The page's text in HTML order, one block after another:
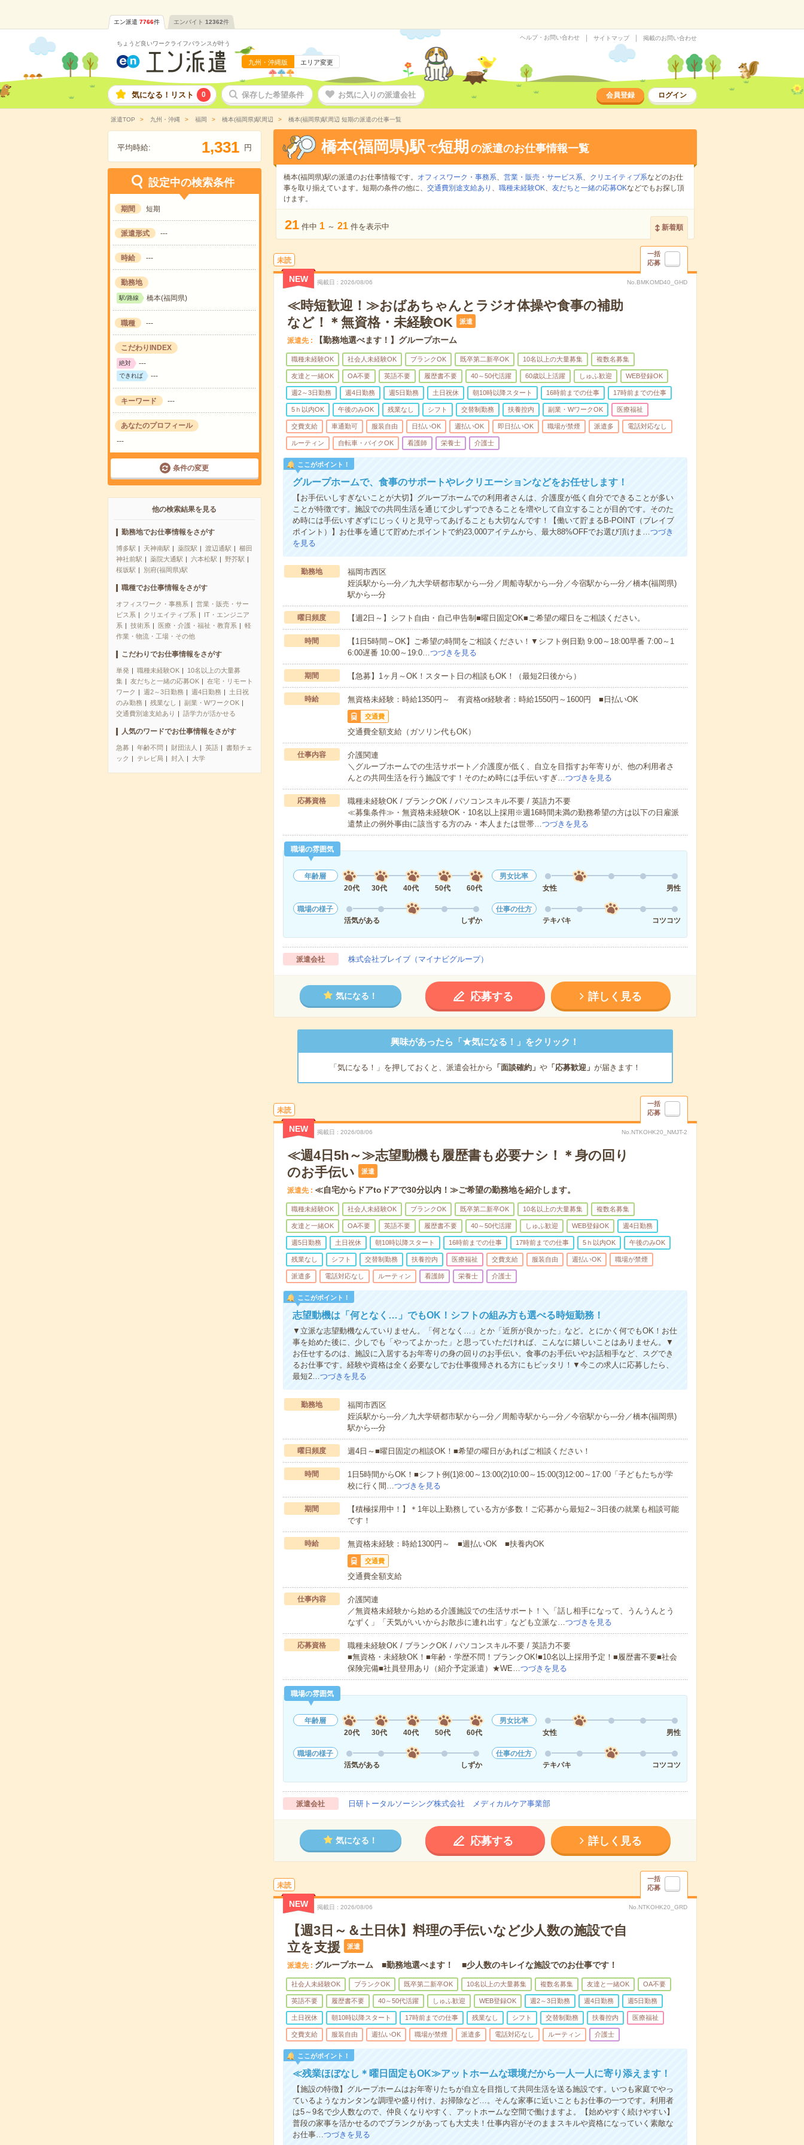
エン派遣 7766件 エンバイト 12362件
ちょうど良いワークライフバランスが叶う
九州・沖縄版 エリア変更
ヘルプ・お問い合わせ サイトマップ 掲載のお問い合わせ
気になる！リスト 0 保存した希望条件 お気に入りの派遣会社 会員登録 ログイン
派遣TOP 九州・沖縄 福岡 橋本(福岡県)駅周辺 橋本(福岡県)駅周辺 短期の派遣の仕事一覧
平均時給: 1,331 円
設定中の検索条件
期間 短期
派遣形式 ---
時給 ---
勤務地
駅/路線 橋本(福岡県)
職種 ---
こだわりINDEX
絶対 ---
できれば ---
キーワード ---
あなたのプロフィール
---
条件の変更
他の検索結果を見る
勤務地でお仕事情報をさがす
博多駅 天神南駅 薬院駅 渡辺通駅
櫛田
神社前駅
薬院大通駅 六本松駅
野芥駅
桜坂駅
別府(福岡県)駅
職種でお仕事情報をさがす
オフィスワーク・事務系
営業・販売・サー
ビス系
クリエイティブ系
IT・エンジニア
系
技術系 医療・介護・福祉・教育系
軽
作業・物流・工場・その他
こだわりでお仕事情報をさがす
単発 職種未経験OK
10名以上の大量募
集
友だちと一緒の応募OK
在宅・リモート
ワーク
週2～3日勤務 週4日勤務
土日祝
のみ勤務
残業なし
副業・WワークOK
交通費別途支給あり
語学力が活かせる
人気のワードでお仕事情報をさがす
急募 年齢不問 財団法人 英語
書類チェ
ック
テレビ局 封入 大学
橋本(福岡県)駅 で短期 の派遣のお仕事情報一覧
橋本(福岡県)駅の派遣のお仕事情報です。 オフィスワーク・事務系、 営業・販売・サービス系、 クリエイティブ系などのお仕
事を取り揃えています。短期の条件の他に、 交通費別途支給あり 、 職種未経験OK、 友だちと一緒の応募OKなどでもお探し頂
けます。
21 件中 1 ～ 21 件を表示中 新着順
未読
一括
応募
NEW 掲載日 2026/08/06 No.BMKOMD40_GHD
≪時短歓迎！≫おばあちゃんとラジオ体操や食事の補助
など！＊無資格・未経験OK
派遣
派遣先 【勤務地選べます！】グループホーム
職種未経験OK 社会人未経験OK ブランクOK 既卒第二新卒OK 10名以上の大量募集 複数名募集
友達と一緒OK OA不要 英語不要 履歴書不要 40～50代活躍 60歳以上活躍 しゅふ歓迎 WEB登録OK
週2～3日勤務 週4日勤務 週5日勤務 土日祝休 朝10時以降スタート 16時前までの仕事 17時前までの仕事
5ｈ以内OK 午後のみOK 残業なし シフト 交替制勤務 扶養控内 副業・WワークOK 医療福祉
交費支給 車通勤可 服装自由 日払いOK 週払いOK 即日払いOK 職場が禁煙 派遣多 電話対応なし
ルーティン 自転車・バイクOK 看護師 栄養士 介護士
ここがポイント！
グループホームで、食事のサポートやレクリエーションなどをお任せします！
【お手伝いしすぎないことが大切】グループホームでの利用者さんは、介護度が低く自分でできることが多い
ことが特徴です。施設での共同生活を通じて少しずつできることを増やして自立することが目的です。そのた
め時には手伝いすぎずにじっくりと見守ってあげることも大切なんです！【働いて貯まるB-POINT（ブレイブ
ポイント）】お仕事を通じて貯めたポイントで約23,000アイテムから、最大88%OFFでお選び頂けま…つづき
を見る
勤務地
福岡市西区
姪浜駅から---分／九大学研都市駅から---分／周船寺駅から---分／今宿駅から---分／橋本(福岡県)
駅から---分
曜日頻度 【週2日～】シフト自由・自己申告制■曜日固定OK■ご希望の曜日をご相談ください。
時間
【1日5時間～OK】ご希望の時間をご相談ください！▼シフト例日勤 9:00～18:00早番 7:00～1
6:00遅番 10:00～19:0…つづきを見る
期間 【急募】1ヶ月～OK！スタート日の相談もOK！（最短2日後から）
時給 無資格未経験：時給1350円～ 有資格or経験者：時給1550円～1600円 ■日払いOK
交通費
交通費全額支給（ガソリン代もOK）
仕事内容
介護関連
＼グループホームでの生活サポート／介護度が低く、自立を目指すお年寄りが、他の利用者さ
んとの共同生活を行う施設です！そのため時には手伝いすぎ…つづきを見る
応募資格
職種未経験OK / ブランクOK / パソコンスキル不要 / 英語力不要
≪募集条件≫・無資格未経験OK・10名以上採用※週16時間未満の勤務希望の方は以下の日雇派
遣禁止の例外事由に該当する方のみ・本人または世帯…つづきを見る
職場の雰囲気
年齢層
20代
30代 40代 50代 60代
男女比率
女性
男性
職場の様子
活気がある
しずか
仕事の仕方
テキパキ
コツコツ
派遣会社 株式会社ブレイブ（マイナビグループ）
気になる！ 応募する 詳しく見る
興味があったら「★気になる！」をクリック！
「気になる！」を押しておくと、派遣会社から 「面談確約」 や「応募歓迎」 が届きます！
未読
一括
応募
NEW 掲載日 2026/08/06 No.NTKOHK20_NMJT-2
≪週4日5h～≫志望動機も履歴書も必要ナシ！＊身の回り
のお手伝い
派遣
派遣先 ≪自宅からドアtoドアで30分以内！≫ご希望の勤務地を紹介します。
職種未経験OK 社会人未経験OK ブランクOK 既卒第二新卒OK 10名以上の大量募集 複数名募集
友達と一緒OK OA不要 英語不要 履歴書不要 40～50代活躍 しゅふ歓迎 WEB登録OK 週4日勤務
週5日勤務 土日祝休 朝10時以降スタート 16時前までの仕事 17時前までの仕事 5ｈ以内OK 午後のみOK
残業なし シフト 交替制勤務 扶養控内 医療福祉 交費支給 服装自由 週払いOK 職場が禁煙
派遣多 電話対応なし ルーティン 看護師 栄養士 介護士
ここがポイント！
志望動機は「何となく…」でもOK！シフトの組み方も選べる時短勤務！
▼立派な志望動機なんていりません。「何となく…」とか「近所が良かった」など。とにかく何でもOK！お仕
事を始めた後に、少しでも「やってよかった」と思っていただければ、こんなに嬉しいことはありません。▼
お任せするのは、施設に入居するお年寄りの身の回りのお手伝い。食事のお手伝いやお話相手など、スグでき
るお仕事です。経験や資格は全く必要なしでお仕事復帰される方にもピッタリ！▼今この求人に応募したら、
最短2…つづきを見る
勤務地
福岡市西区
姪浜駅から---分／九大学研都市駅から---分／周船寺駅から---分／今宿駅から---分／橋本(福岡県)
駅から---分
曜日頻度 週4日～■曜日固定の相談OK！■希望の曜日があればご相談ください！
時間
1日5時間からOK！■シフト例(1)8:00～13:00(2)10:00～15:00(3)12:00～17:00「子どもたちが学
校に行く間…つづきを見る
期間
【積極採用中！】＊1年以上勤務している方が多数！ご応募から最短2～3日後の就業も相談可能
です！
時給 無資格未経験：時給1300円～ ■週払いOK ■扶養内OK
交通費
交通費全額支給
仕事内容
介護関連
／無資格未経験から始める介護施設での生活サポート！＼「話し相手になって、うんうんとう
なずく」「天気がいいからお散歩に連れ出す」なども立派な…つづきを見る
応募資格
職種未経験OK / ブランクOK / パソコンスキル不要 / 英語力不要
■無資格・未経験OK！■年齢・学歴不問！ブランクOK!■10名以上採用予定！■履歴書不要■社会
保険完備■社員登用あり（紹介予定派遣）★WE…つづきを見る
職場の雰囲気
年齢層
20代
30代 40代 50代 60代
男女比率
女性
男性
職場の様子
活気がある
しずか
仕事の仕方
テキパキ
コツコツ
派遣会社 日研トータルソーシング株式会社 メディカルケア事業部
気になる！ 応募する 詳しく見る
未読
一括
応募
NEW 掲載日 2026/08/06 No.NTKOHK20_GRD
【週3日～＆土日休】料理の手伝いなど少人数の施設で自
立を支援
派遣
派遣先 グループホーム ■勤務地選べます！ ■少人数のキレイな施設でのお仕事です！
社会人未経験OK ブランクOK 既卒第二新卒OK 10名以上の大量募集 複数名募集 友達と一緒OK OA不要
英語不要 履歴書不要 40～50代活躍 しゅふ歓迎 WEB登録OK 週2～3日勤務 週4日勤務 週5日勤務
土日祝休 朝10時以降スタート 17時前までの仕事 残業なし シフト 交替制勤務 扶養控内 医療福祉
交費支給 服装自由 週払いOK 職場が禁煙 派遣多 電話対応なし ルーティン 介護士
ここがポイント！
≪残業ほぼなし＊曜日固定もOK≫アットホームな環境だから一人一人に寄り添えます！
【施設の特徴】グループホームはお年寄りたちが自立を目指して共同生活を送る施設です。いつも家庭でやっ
ているようなカンタンな調理や盛り付け、お掃除など…。そんな家事に近いこともお仕事の一つです。利用者
は5～9名で少人数なので、仲良くなりやすく、アットホームな空間で働けますよ。【始めやすく続けやすい】
普段の家事を活かせるのでブランクがあっても大丈夫！仕事内容がそのままスキルや資格になっていく素敵な
お仕事…つづきを見る